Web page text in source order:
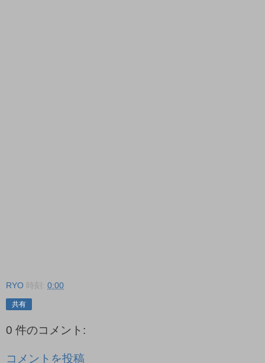
RYO 時刻: 0:00
共有
0 件のコメント:
コメントを投稿